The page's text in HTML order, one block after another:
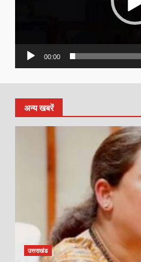
00:00
अन्य खबरें
उत्तराखंड